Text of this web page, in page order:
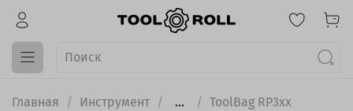
Главная Инструмент ... ToolBag RP3xx